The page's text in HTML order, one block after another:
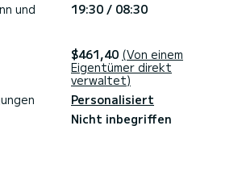
und
19:30 / 08:30
$461,40 (Von einem
Eigentümer direkt
verwaltet)
Personalisiert
Nicht inbegriffen